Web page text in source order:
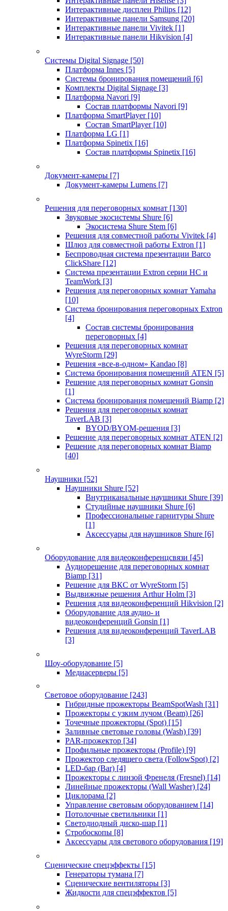
Интерактивные дисплеи Philips [12]
Интерактивные панели Samsung [20]
Интерактивные панели Vivitek [1]
Интерактивные панели Hikvision [4]
Системы Digital Signage [50]
Платформа Innes [5]
Системы бронирования помещений [6]
Комплекты Digital Signage [3]
Платформа Navori [9]
Состав платформы Navori [9]
Платформа SmartPlayer [10]
Состав SmartPlayer [10]
Платформа LG [1]
Платформа Spinetix [16]
Состав платформы Spinetix [16]
Документ-камеры [7]
Документ-камеры Lumens [7]
Решения для переговорных комнат [130]
Звуковые экосистемы Shure [6]
Экосистема Shure Stem [6]
Решения для совместной работы Vivitek [4]
Шлюз для совместной работы Extron [1]
Беспроводная система презентации Barco
ClickShare [12]
Система презентации Extron серии HC и
TeamWork [3]
Решения для переговорных комнат Yamaha
[10]
Система бронирования переговорных Extron
[4]
Состав системы бронирования
переговорных [4]
Решения для переговорных комнат
WyreStorm [29]
Решения «все-в-одном» Kandao [8]
Система бронирования помещений ATEN [5]
Решение для переговорных комнат Gonsin
[1]
Система бронирования помещений Biamp [2]
Решения для переговорных комнат
TaverLAB [3]
BYOD/BYOM-решения [3]
Решение для переговорных комнат ATEN [2]
Решение для переговорных комнат Biamp
[40]
Наушники [52]
Наушники Shure [52]
Внутриканальные наушники Shure [39]
Студийные наушники Shure [6]
Профессиональные гарнитуры Shure
[1]
Аксессуары для наушников Shure [6]
Оборудование для видеоконференцсвязи [45]
Аудиорешение для переговорных комнат
Biamp [31]
Решение для ВКС от WyreStorm [5]
Выдвижные решения Arthur Holm [3]
Решения для видеоконференций Hikvision [2]
Оборудование для аудио- и
видеоконференций Gonsin [1]
Решения для видеоконференций TaverLAB
[3]
Шоу-оборудование [5]
Медиасерверы [5]
Световое оборудование [243]
Гибридные прожекторы BeamSpotWash [31]
Прожекторы с узким лучом (Beam) [26]
Точечные прожекторы (Spot) [15]
Заливные световые головы (Wash) [39]
PAR-прожектор [34]
Профильные прожекторы (Profile) [9]
Прожектор следящего света (FollowSpot) [2]
LED-бар (Bar) [4]
Прожекторы с линзой Френеля (Fresnel) [14]
Линейные прожекторы (Wall Washer) [24]
Циклорама [2]
Управление световым оборудованием [14]
Потолочные светильники [1]
Светодиодный диско-шар [1]
Стробоскопы [8]
Аксессуары для светового оборудования [19]
Сценические спецэффекты [15]
Генераторы тумана [7]
Сценические вентиляторы [3]
Жидкости для спецэффектов [5]